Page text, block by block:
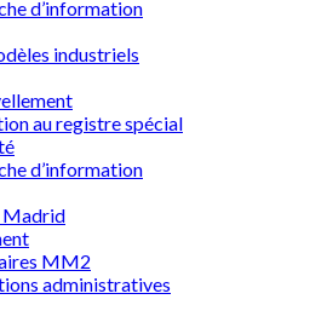
d’information
industriels
au registre spécial
d’information
Madrid
MM2
administratives